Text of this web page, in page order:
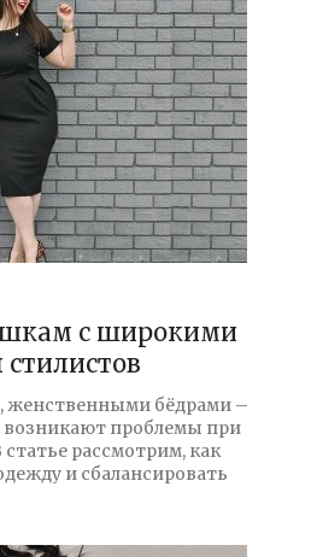
с широкими
бёдрами –
возникают проблемы при
рассмотрим, как
и сбалансировать